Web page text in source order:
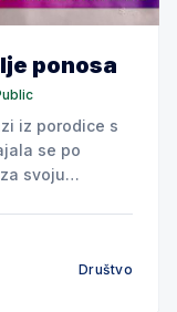
ponosa
iz porodice s
se po
svoju
Društvo